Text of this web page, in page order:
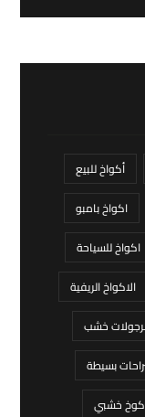
أكواخ للبيع
اكواخ بامبو
اكواخ للسياحة
الاكواخ الريفية
خشب
بسيطة
خشبي